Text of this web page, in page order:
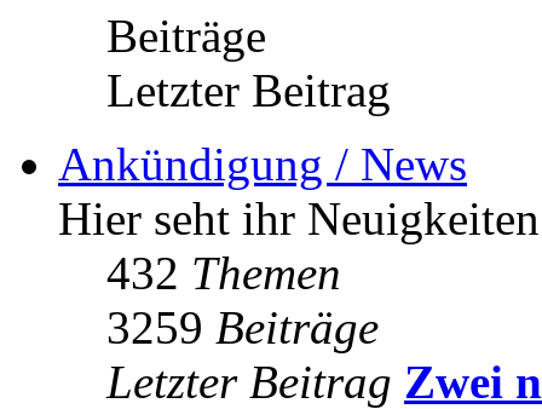
Beiträge
Letzter Beitrag
Ankündigung / News
Hier seht ihr
432 Themen
3259 Beiträge
Letzter Beitrag Zwei